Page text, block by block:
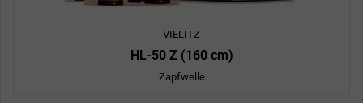
VIELITZ
HL-50 Z (160 cm)
Zapfwelle